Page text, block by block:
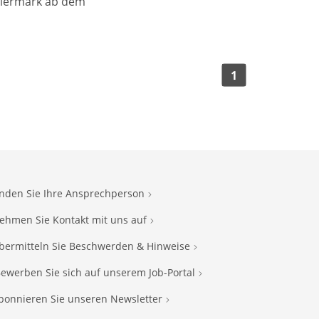
1
Sie Ihre Ansprechperson
Sie Kontakt mit uns auf
Sie Beschwerden & Hinweise
Sie sich auf unserem Job-Portal
Sie unseren Newsletter